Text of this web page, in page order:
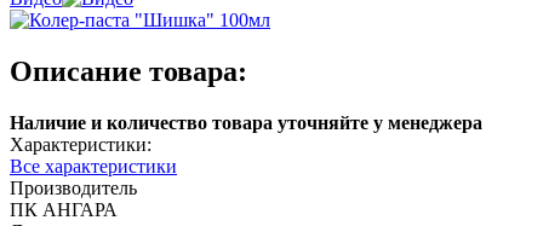
Описание товара:
Наличие и количество товара уточняйте у менеджера
Характеристики:
Все характеристики
Производитель
ПК АНГАРА